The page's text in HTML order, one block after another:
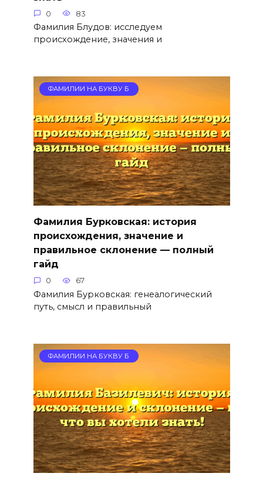
0 83
Фамилия Блудов: исследуем
происхождение, значения и
ФАМИЛИИ НА БУКВУ Б
Фамилия Бурковская: история
происхождения, значение и
правильное склонение — полный
гайд
0 67
Фамилия Бурковская: генеалогический
путь, смысл и правильный
ФАМИЛИИ НА БУКВУ Б